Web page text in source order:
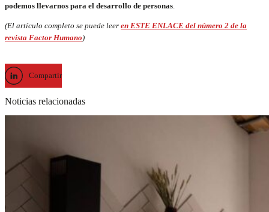
podemos llevarnos para el desarrollo de personas
(El artículo completo se puede leer en ESTE ENLACE del número 2 de la
revista Factor Humano)
Compartir
Noticias relacionadas